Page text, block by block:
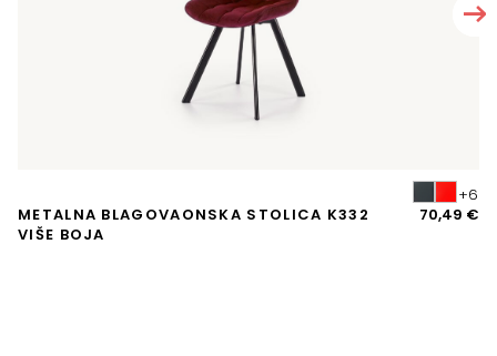
METALNA BLAGOVAONSKA STOLICA K332
VIŠE BOJA
70,49 €